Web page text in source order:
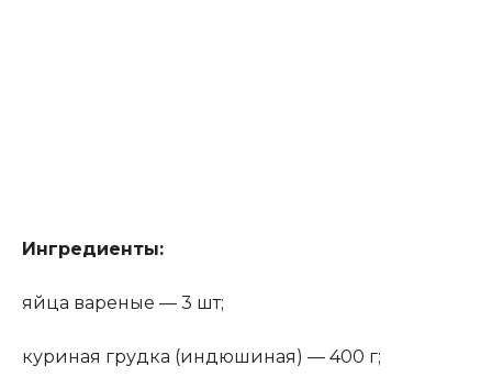
Ингредиенты:
яйца вареные — 3 шт;
куриная грудка (индюшиная) — 400 г;